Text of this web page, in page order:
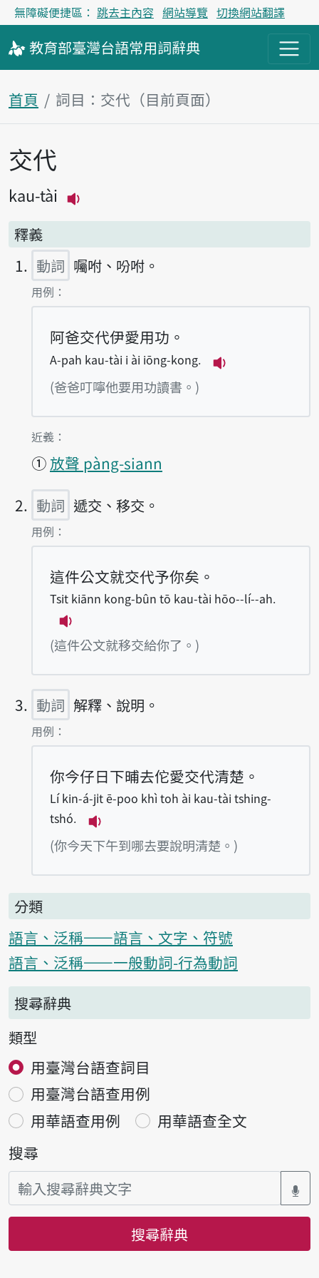
無障礙便捷區： 跳去主內容 網站導覽 切換網站翻譯
教育部臺灣台語常用詞辭典
首頁 詞目：交代（目前頁面）
主內容區塊
交代
kau-tài
釋義
動詞 囑咐、吩咐。
第1項釋義的
用例：
阿爸交代伊愛用功。
A-pah kau-tài i ài iōng-kong.
(爸爸叮嚀他要用功讀書。)
第1項釋義的
近義：
① 放聲 pàng-siann
動詞 遞交、移交。
第2項釋義的
用例：
這件公文就交代予你矣。
Tsit kiānn kong-bûn tō kau-tài hōo--lí--ah.
播放例句Tsit kiānn kong-bûn tō kau-
(這件公文就移交給你了。)
動詞 解釋、說明。
第3項釋義的
用例：
你今仔日下晡去佗愛交代清楚。
Lí kin-á-ji̍t ē-poo khì toh ài kau-tài tshing-
tshó.
播放例句Lí kin-á-ji̍t ē-poo khì
(你今天下午到哪去要說明清楚。)
分類
語言、泛稱——語言、文字、符號
語言、泛稱——一般動詞-行為動詞
搜尋辭典
類型
用臺灣台語查詞目
用臺灣台語查用例
用華語查用例
用華語查全文
搜尋
搜尋辭典